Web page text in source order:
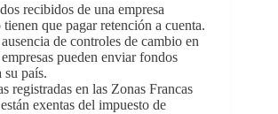
recibidos de una empresa
tienen que pagar retención a cuenta.
de controles de cambio en
pueden enviar fondos
su país.
registradas en las Zonas Francas
exentas del impuesto de